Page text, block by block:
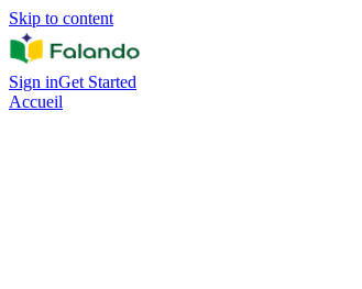
Skip to content
Sign inGet Started
Accueil